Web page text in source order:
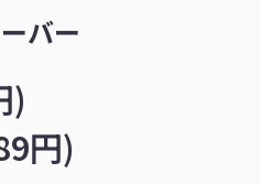
バー
)
円)